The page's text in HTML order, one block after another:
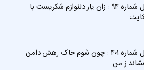
غزل شماره ۹۴ : زان یار دلنوازم شکریست با
غزل شماره ۴۰۱ : چون شوم خاک رهش دامن
ز من